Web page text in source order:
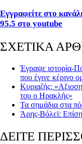
Εγγραφείτε στο
95.5 στο youtube
ΣΧΕΤΙΚΑ
Έγραψε ιστορία-
που έγινε κέρινο
Κυριαζής:
του ο Ηρακλής»
Τα σημάδια στα
Άρης-Βόλεϊ:
ΔΕΙΤΕ